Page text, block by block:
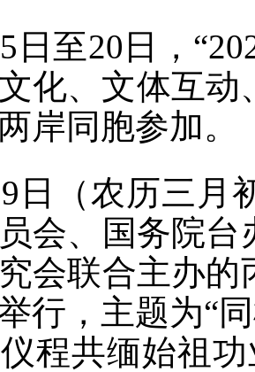
20日，
化、文体互
岸同胞参加。
（农历三月初
会、国务院
会联合主办
行，主题为“
程共缅始祖